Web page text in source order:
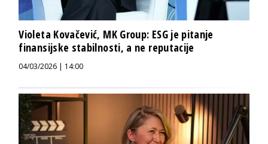
Violeta Kovačević, MK Group: ESG je pitanje
finansijske stabilnosti, a ne reputacije
04/03/2026 | 14:00